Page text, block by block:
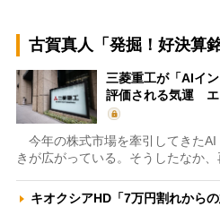
古賀真人「発掘！好決算銘
三菱重工が「AIイ
評価される気運
今年の株式市場を牽引してきたAI
きが広がっている。そうしたなか、
キオクシアHD「7万円割れから